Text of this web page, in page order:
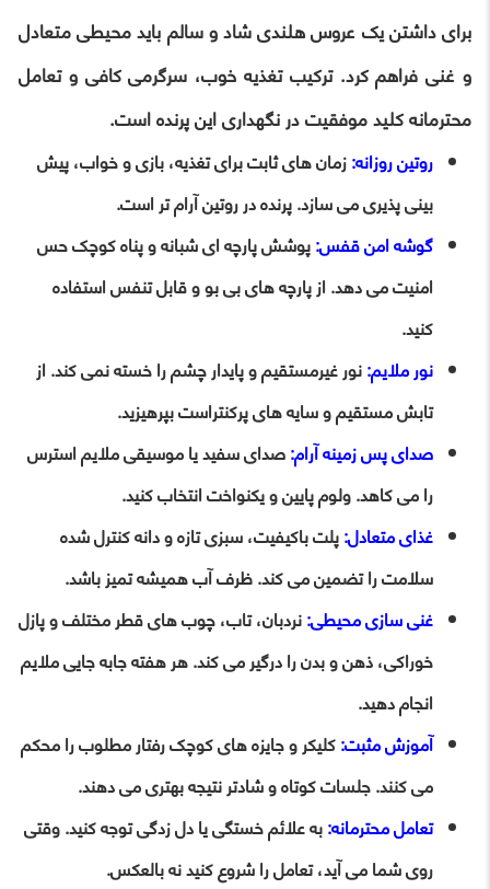
برای داشتن یک عروس هلندی شاد و سالم باید محیطی متعادل
و غنی فراهم کرد. ترکیب تغذیه خوب، سرگرمی کافی و تعامل
محترمانه کلید موفقیت در نگهداری این پرنده است.
روتین روزانه:زمان های ثابت برای تغذیه، بازی و خواب، پیش
بینی پذیری می سازد. پرنده در روتین آرام تر است.
گوشه امن قفس:پوشش پارچه ای شبانه و پناه کوچک حس
امنیت می دهد. از پارچه های بی بو و قابل تنفس استفاده
کنید.
نور ملایم:نور غیرمستقیم و پایدار چشم را خسته نمی کند. از
تابش مستقیم و سایه های پرکنتراست بپرهیزید.
صدای پس زمینه آرام:صدای سفید یا موسیقی ملایم استرس
را می کاهد. ولوم پایین و یکنواخت انتخاب کنید.
غذای متعادل:پلت باکیفیت، سبزی تازه و دانه کنترل شده
سلامت را تضمین می کند. ظرف آب همیشه تمیز باشد.
غنی سازی محیطی:نردبان، تاب، چوب های قطر مختلف و پازل
خوراکی، ذهن و بدن را درگیر می کند. هر هفته جابه جایی ملایم
انجام دهید.
آموزش مثبت:کلیکر و جایزه های کوچک رفتار مطلوب را محکم
می کنند. جلسات کوتاه و شادتر نتیجه بهتری می دهند.
تعامل محترمانه:به علائم خستگی یا دل زدگی توجه کنید. وقتی
روی شما می آید، تعامل را شروع کنید نه بالعکس.